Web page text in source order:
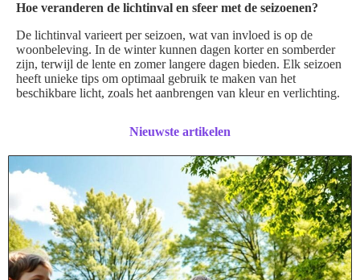
Hoe veranderen de lichtinval en sfeer met de seizoenen?
De lichtinval varieert per seizoen, wat van invloed is op de
woonbeleving. In de winter kunnen dagen korter en somberder
zijn, terwijl de lente en zomer langere dagen bieden. Elk seizoen
heeft unieke tips om optimaal gebruik te maken van het
beschikbare licht, zoals het aanbrengen van kleur en verlichting.
Nieuwste artikelen